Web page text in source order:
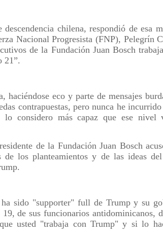
descendencia chilena, respondió de esa
Nacional Progresista (FNP), Pelegrín
de la Fundación Juan Bosch
21”.
haciéndose eco y parte de mensajes
contrapuestas, pero nunca he
considero más capaz que ese nivel
de la Fundación Juan Bosch
de los planteamientos y de las ideas
sido "supporter" full de Trump y su
de sus funcionarios antidominicanos,
usted "trabaja con Trump" y si lo